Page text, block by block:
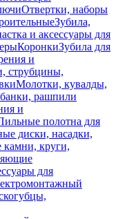
Отвертки, наборы
Зубила,
и аксессуары для
КоронкиЗубила для
и
струбцины,
Молотки, кувалды,
рашпили
и
полотна для
диски, насадки,
камни, круги,
для